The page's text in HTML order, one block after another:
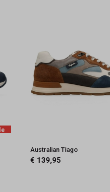
Australian Tiago
€ 139,95